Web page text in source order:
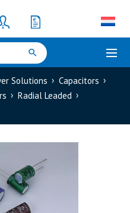
Solutions
Capacitors
Radial Leaded